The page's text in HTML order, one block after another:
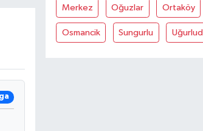
Merkez Oğuzlar Ortaköy
Osmancik Sungurlu